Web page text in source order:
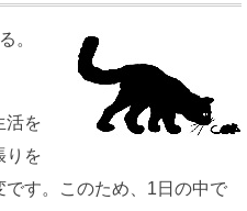
。
活を
りを
す。このため、1日の中で